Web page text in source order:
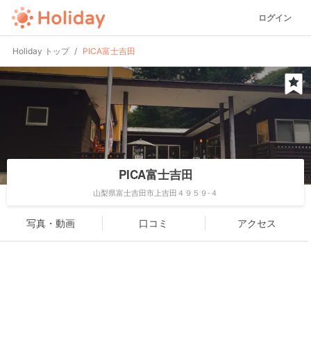
ログイン
Holiday トップ PICA富士吉田
PICA富士吉田
山梨県富士吉田市上吉田４９５９-４
写真・動画 口コミ アクセス